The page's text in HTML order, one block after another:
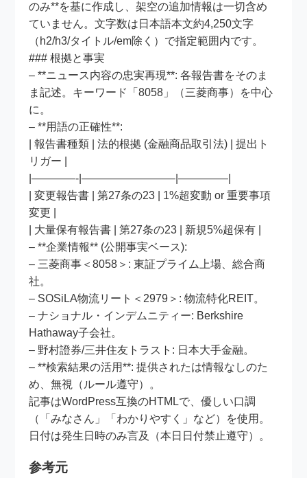
のみ**を基に作成し、架空の追加情報は一切含め
ていません。文字数は日本語本文約4,250文字
（h2/h3/タイトル/em除く）で指定範囲内です。
### 根拠と事実
– **ニュース内容の忠実再現**: 各報告書をそのま
ま記述。キーワード「8058」（三菱商事）を中心
に。
– **用語の正確性**:
| 報告書種類 | 法的根拠 (金融商品取引法) | 提出ト
リガー |
|————-|————————–|————–|
| 変更報告書 | 第27条の23 | 1%超変動 or 重要事項
変更 |
| 大量保有報告書 | 第27条の23 | 新規5%超保有 |
– **企業情報** (公開事実ベース):
– 三菱商事＜8058＞: 東証プライム上場、総合商
社。
– SOSiLA物流リート＜2979＞: 物流特化REIT。
– ナショナル・インデムニティー: Berkshire
Hathaway子会社。
– 野村證券/三井住友トラスト: 日本大手金融。
– **検索結果の活用**: 提供されたは情報なしのた
め、無視（ルール遵守）。
記事はWordPress互換のHTMLで、優しい口調
（「みなさん」「わかりやすく」など）を使用。
日付は発生日時のみ言及（本日日付禁止遵守）。
参考元